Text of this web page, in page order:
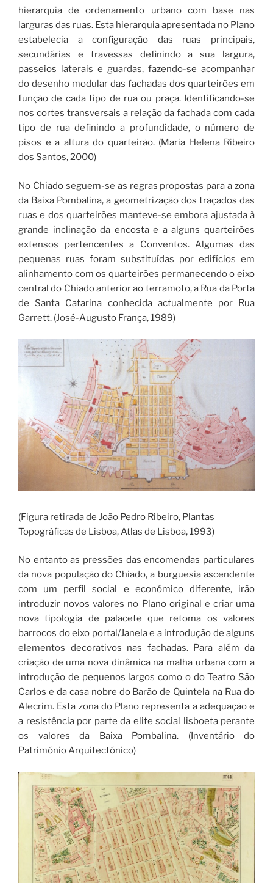
hierarquia de ordenamento urbano com base nas
larguras das ruas. Esta hierarquia apresentada no Plano
estabelecia a configuração das ruas principais,
secundárias e travessas definindo a sua largura,
passeios laterais e guardas, fazendo-se acompanhar
do desenho modular das fachadas dos quarteirões em
função de cada tipo de rua ou praça. Identificando-se
nos cortes transversais a relação da fachada com cada
tipo de rua definindo a profundidade, o número de
pisos e a altura do quarteirão. (Maria Helena Ribeiro
dos Santos, 2000)
No Chiado seguem-se as regras propostas para a zona
da Baixa Pombalina, a geometrização dos traçados das
ruas e dos quarteirões manteve-se embora ajustada à
grande inclinação da encosta e a alguns quarteirões
extensos pertencentes a Conventos. Algumas das
pequenas ruas foram substituídas por edifícios em
alinhamento com os quarteirões permanecendo o eixo
central do Chiado anterior ao terramoto, a Rua da Porta
de Santa Catarina conhecida actualmente por Rua
Garrett. (José-Augusto França, 1989)
(Figura retirada de João Pedro Ribeiro, Plantas
Topográficas de Lisboa, Atlas de Lisboa, 1993)
No entanto as pressões das encomendas particulares
da nova população do Chiado, a burguesia ascendente
com um perfil social e económico diferente, irão
introduzir novos valores no Plano original e criar uma
nova tipologia de palacete que retoma os valores
barrocos do eixo portal/Janela e a introdução de alguns
elementos decorativos nas fachadas. Para além da
criação de uma nova dinâmica na malha urbana com a
introdução de pequenos largos como o do Teatro São
Carlos e da casa nobre do Barão de Quintela na Rua do
Alecrim. Esta zona do Plano representa a adequação e
a resistência por parte da elite social lisboeta perante
os valores da Baixa Pombalina. (Inventário do
Património Arquitectónico)